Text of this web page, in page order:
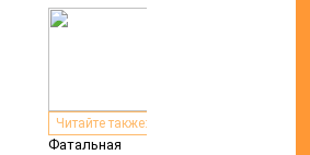
Читайте также:
Фатальная